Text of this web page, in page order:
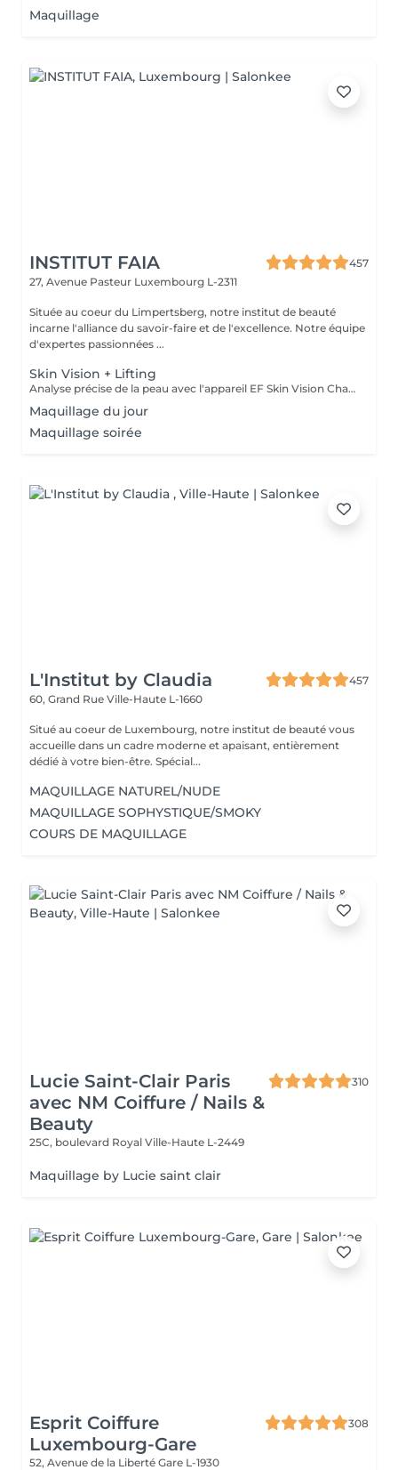
Maquillage
INSTITUT FAIA
457
27, Avenue Pasteur Luxembourg L-2311
Située au coeur du Limpertsberg, notre institut de beauté
incarne l'alliance du savoir-faire et de l'excellence. Notre équipe
d'expertes passionnées ...
Skin Vision + Lifting
Analyse précise de la peau avec l'appareil EF Skin Vision Chaque peau étant unique, nous analysons ensemble les besoins actuels de votre peau. L'appareil diagnostic effectue une analyse complète. Il détermine l'identité de votre peau en quelques minutes, en se basant sur 9 paramètres spécifiques: hydratation, excès de sébum, élasticité, desquamation, pores, taches pigmentaires, rides pattes d'oie, rides du front, couperose. Soin anti-âge liftant pour une peau plus ferme. Les produits pénètrent profondément grâce au, Sono Lifter qui permet également d'agir sur les cicatrices d'acné. Le relâchement de la peau, les rides et les rides d'expression sont atténuées grâce au RF Tightener. Pour raffermir et redessiner l'ovale du visage.
Maquillage du jour
Maquillage soirée
L'Institut by Claudia
457
60, Grand Rue Ville-Haute L-1660
Situé au coeur de Luxembourg, notre institut de beauté vous
accueille dans un cadre moderne et apaisant, entièrement
dédié à votre bien-être. Spécial...
MAQUILLAGE NATUREL/NUDE
MAQUILLAGE SOPHYSTIQUE/SMOKY
COURS DE MAQUILLAGE
Lucie Saint-Clair Paris
avec NM Coiffure / Nails &
Beauty
310
25C, boulevard Royal Ville-Haute L-2449
Maquillage by Lucie saint clair
Esprit Coiffure
Luxembourg-Gare
308
52, Avenue de la Liberté Gare L-1930